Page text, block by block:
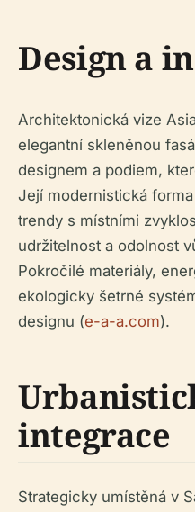
Design a
Architektonická vize
elegantní skleněnou
designem a podiem,
Její modernistická
trendy s místními
udržitelnost a odolnost
Pokročilé materiály,
ekologicky šetrné
designu (e-a-a.com).
integrace
Strategicky umístěná v